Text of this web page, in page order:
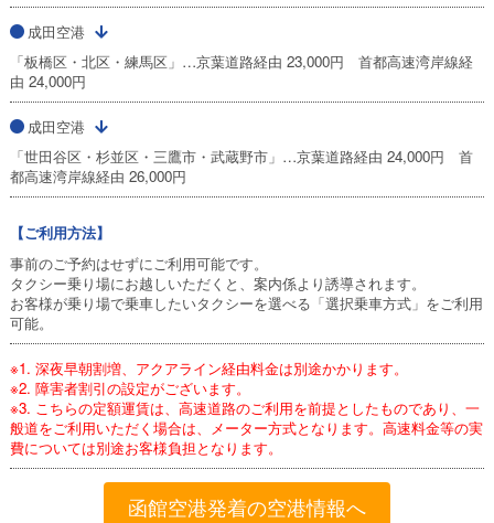
成田空港
「板橋区・北区・練馬区」…京葉道路経由 23,000円 首都高速湾岸線経
由 24,000円
成田空港
「世田谷区・杉並区・三鷹市・武蔵野市」…京葉道路経由 24,000円 首
都高速湾岸線経由 26,000円
【ご利用方法】
事前のご予約はせずにご利用可能です。
タクシー乗り場にお越しいただくと、案内係より誘導されます。
お客様が乗り場で乗車したいタクシーを選べる「選択乗車方式」をご利用
可能。
※1. 深夜早朝割増、アクアライン経由料金は別途かかります。
※2. 障害者割引の設定がございます。
※3. こちらの定額運賃は、高速道路のご利用を前提としたものであり、一
般道をご利用いただく場合は、メーター方式となります。高速料金等の実
費については別途お客様負担となります。
函館空港発着の空港情報へ